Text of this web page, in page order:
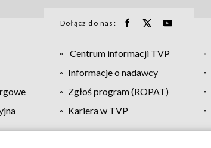
Dołącz do nas:
Centrum informacji TVP
Informacje o nadawcy
Zgłoś program (ROPAT)
Kariera w TVP